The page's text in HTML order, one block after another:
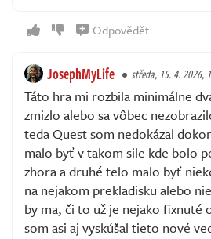
Odpovědět
JosephMyLife středa, 15. 4. 2026,
Táto hra mi rozbila minimálne
zmizlo alebo sa vôbec
teda Quest som nedokázal
malo byť v takom sile kde bolo
zhora a druhé telo malo byť
na nejakom prekladisku alebo
by ma, či to už je nejako fixnuté
som asi aj vyskúšal tieto nové